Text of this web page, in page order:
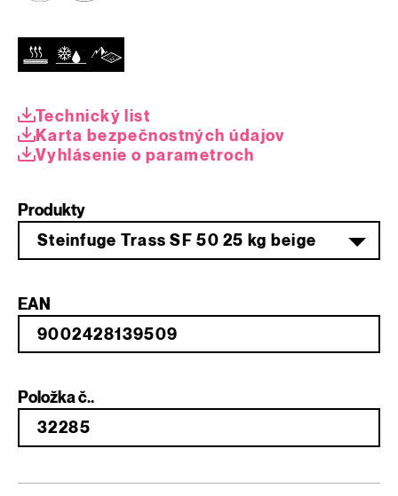
Technický list
Karta bezpečnostných údajov
Vyhlásenie o parametroch
Produkty
Steinfuge Trass SF 50 25 kg beige
EAN
Položka č..